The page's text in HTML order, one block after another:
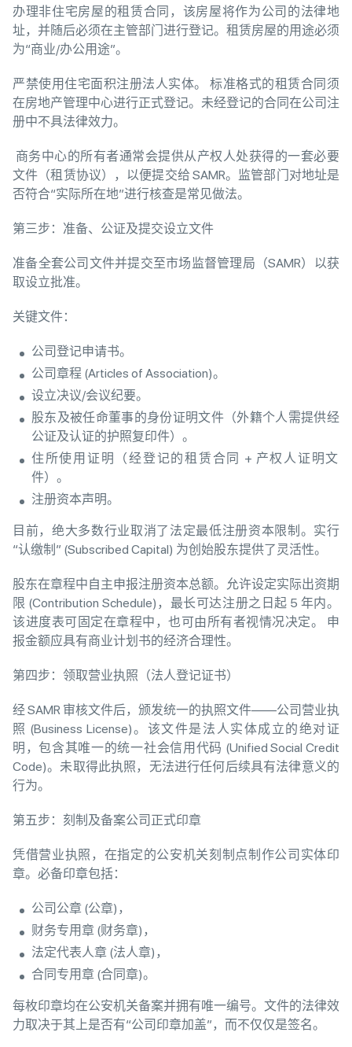
办理非住宅房屋的租赁合同，该房屋将作为公司的法律地
址，并随后必须在主管部门进行登记。租赁房屋的用途必须
为“商业/办公用途”。
严禁使用住宅面积注册法人实体。 标准格式的租赁合同须
在房地产管理中心进行正式登记。未经登记的合同在公司注
册中不具法律效力。
商务中心的所有者通常会提供从产权人处获得的一套必要
文件（租赁协议），以便提交给 SAMR。监管部门对地址是
否符合“实际所在地”进行核查是常见做法。
第三步：准备、公证及提交设立文件
准备全套公司文件并提交至市场监督管理局（SAMR）以获
取设立批准。
关键文件：
公司登记申请书。
公司章程 (Articles of Association)。
设立决议/会议纪要。
股东及被任命董事的身份证明文件（外籍个人需提供经
公证及认证的护照复印件）。
住所使用证明（经登记的租赁合同 + 产权人证明文
件）。
注册资本声明。
目前，绝大多数行业取消了法定最低注册资本限制。实行
“认缴制” (Subscribed Capital) 为创始股东提供了灵活性。
股东在章程中自主申报注册资本总额。允许设定实际出资期
限 (Contribution Schedule)，最长可达注册之日起 5 年内。
该进度表可固定在章程中，也可由所有者视情况决定。 申
报金额应具有商业计划书的经济合理性。
第四步：领取营业执照（法人登记证书）
经 SAMR 审核文件后，颁发统一的执照文件——公司营业执
照 (Business License)。该文件是法人实体成立的绝对证
明，包含其唯一的统一社会信用代码 (Unified Social Credit
Code)。未取得此执照，无法进行任何后续具有法律意义的
行为。
第五步：刻制及备案公司正式印章
凭借营业执照，在指定的公安机关刻制点制作公司实体印
章。必备印章包括：
公司公章 (公章)，
财务专用章 (财务章)，
法定代表人章 (法人章)，
合同专用章 (合同章)。
每枚印章均在公安机关备案并拥有唯一编号。文件的法律效
力取决于其上是否有“公司印章加盖”，而不仅仅是签名。